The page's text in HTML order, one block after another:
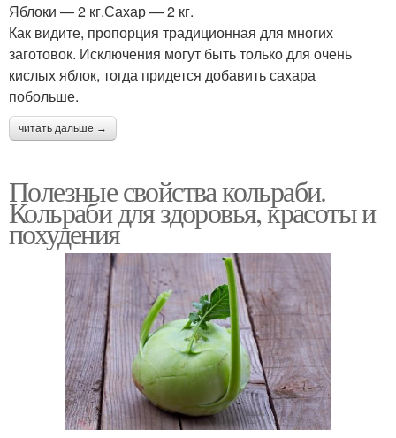
Яблоки — 2 кг.Сахар — 2 кг.
Как видите, пропорция традиционная для многих
заготовок. Исключения могут быть только для очень
кислых яблок, тогда придется добавить сахара
побольше.
читать дальше →
Полезные свойства кольраби.
Кольраби для здоровья, красоты и
похудения